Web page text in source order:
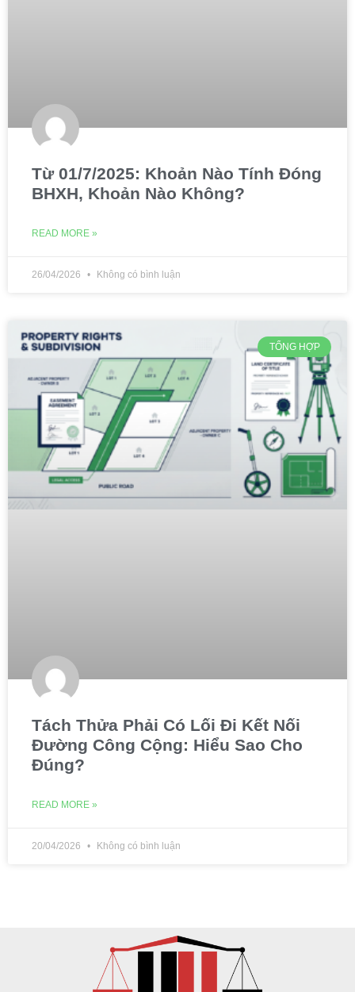
Từ 01/7/2025: Khoản Nào Tính Đóng
BHXH, Khoản Nào Không?
READ MORE »
26/04/2026 Không có bình luận
TỔNG HỢP
Tách Thửa Phải Có Lối Đi Kết Nối
Đường Công Cộng: Hiểu Sao Cho
Đúng?
READ MORE »
20/04/2026 Không có bình luận